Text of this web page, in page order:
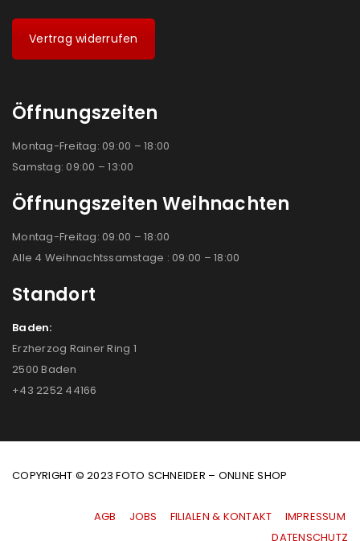
Vertrag widerrufen
Öffnungszeiten
Montag-Freitag: 09:00 – 18:00
Samstag: 09:00 – 13:00
Öffnungszeiten Weihnachten
Montag-Freitag: 09:00 – 18:00
Alle 4 Weihnachtssamstage : 09:00 – 18:00
Standort
Baden:
Erzherzog Rainer Ring 1
2500 Baden
+43 2252 44166
COPYRIGHT © 2023 FOTO SCHNEIDER – ONLINE SHOP
AGB JOBS FILIALEN & KONTAKT
IMPRESSUM
|DATENSCHUTZ